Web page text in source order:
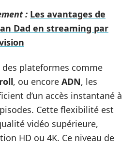
: Les avantages de
Dad en streaming par
des plateformes comme
, ou encore ADN, les
d’un accès instantané à
Cette flexibilité est
vidéo supérieure,
HD ou 4K. Ce niveau de